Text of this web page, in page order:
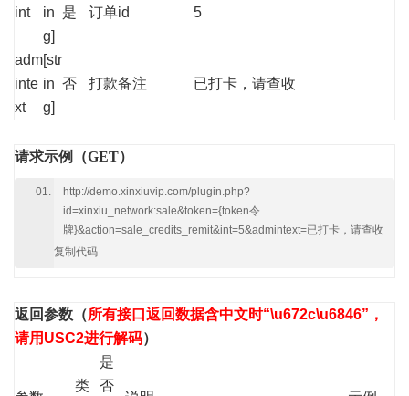
int
in
g]
是 订单id 5
adm
inte
xt
[str
in
g]
否 打款备注 已打卡，请查收
请求示例（GET）
http://demo.xinxiuvip.com/plugin.php?
id=xinxiu_network:sale&token={token令
牌}&action=sale_credits_remit&int=5&admintext=已打卡，请查收
复制代码
返回参数 （所有接口返回数据含中文时“\u672c\u6846”，
请用USC2进行解码）
类
是
否